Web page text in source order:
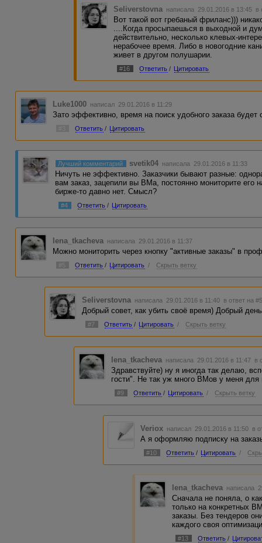
Seliverstovna написала 29.01.2016 в 13:45 в
Вот такой вот гребаный фриланс)))
....Когда просыпаешься в выходной и
действительно, несколько клевых-
нерабочее время. Либо в новогодние
живет в другом полушарии.
#16 Ответить / Цитировать
Luke1000 написал 29.01.2016 в 11:29
Зато эффективно, время на поиск удобного заказа будет
Ответить / Цитировать
Лучший комментарий svetik04 написала 29.01.2016 в 11:33
Ничуть не эффективно. Заказчики бывают разные:
вам заказ, зацепили вы ВМа, постоянно мониторите его
бирже-то давно нет. Смысл?
#4 Ответить / Цитировать
lena_tkacheva написала 29.01.2016 в 11:37
Можно мониторить через кнопку "активные заказы" в
#5 Ответить / Цитировать / Скрыть ветку
Seliverstovna написала 29.01.2016 в 11:40 в ответ на
Добрый совет, как убить своё время) Добрый
#7 Ответить / Цитировать / Скрыть ветку
lena_tkacheva написала 29.01.2016 в 11:47 в
Здравствуйте) ну я иногда так делаю,
гости". Не так уж много ВМов у меня для
#9 Ответить / Цитировать / Скрыть ветку
Veriox написал 29.01.2016 в 11:50 в
А я оформляю подписку на
#10 Ответить / Цитировать /
lena_tkacheva написала
Сначала не поняла, о
только на конкретных
заказы. Без тендеров
каждого своя
#13 Ответить /